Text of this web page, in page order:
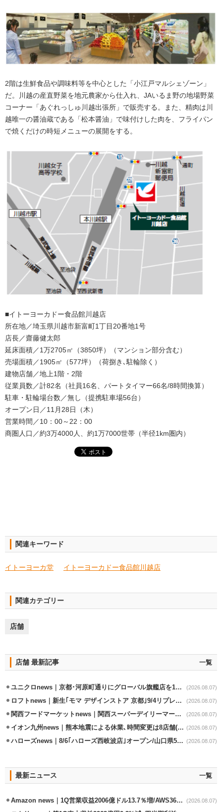
2階は生鮮食品や調味料等を中心とした「小江戸マルシェゾーン」
だ。川越の産直野菜を地元農家から仕入れ、JAいるま野の地場野菜
コーナー「あぐれっしゅ川越出張所」で販売する。また、精肉は川
越唯一の醤油蔵である「松本醤油」で味付けした肉を、フライパン
で焼くだけの時短メニューの展開をする。
■イトーヨーカドー食品館川越店
所在地／埼玉県川越市新富町1丁目20番地1号
店長／齋藤健太郎
延床面積／1万2705㎡（3850坪）（マンション部分含む）
売場面積／1905㎡（577坪）（荷捌き､駐輪除く）
建物店舗／地上1階・2階
従業員数／計82名（社員16名、パートタイマー66名/8時間換算）
駐車・駐輪場台数／無し（提携駐車場56台）
オープン日／11月28日（木）
営業時間／10：00～22：00
商圏人口／約3万4000人、約1万7000世帯（半径1km圏内）
関連キーワード
イトーヨーカ堂 イトーヨーカドー食品館川越店
関連カテゴリー
店舗
店舗 最新記事 一覧
ユニクロnews｜京都･河原町通りにグローバル旗艦店を11/6開設 (2026.08.07)
ロフトnews｜新生｢モマ デザインストア 京都｣9/4リプレイスオープン (2026.08.07)
関西フードマーケットnews｜関西スーパーデイリーマート蒲生店8/7改装 (2026.08.07)
イオン九州news｜熊本地震による休業､時間変更は8店舗(8/7時点) (2026.08.07)
ハローズnews｜8/6｢ハローズ西岐波店｣オープン/山口県5店舗目 (2026.08.07)
最新ニュース 一覧
Amazon news｜1Q営業収益2006億ドル13.7％増/AWS36.8％％増が貢献 (2026.08.07)